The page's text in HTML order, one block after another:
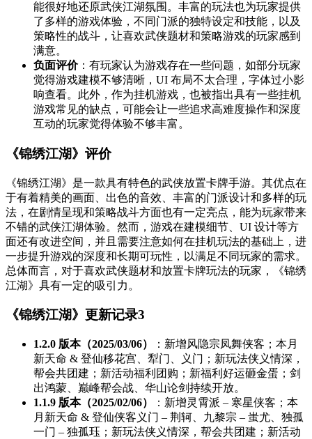
能很好地还原武侠江湖氛围。丰富的玩法也为玩家提供
了多样的游戏体验，不同门派的独特设定和技能，以及
策略性的战斗，让喜欢武侠题材和策略游戏的玩家感到
满意。
负面评价：有玩家认为游戏存在一些问题，如部分玩家
觉得游戏建模不够清晰，UI 布局不太合理，字体过小影
响查看。此外，作为挂机游戏，也被指出具有一些挂机
游戏常见的缺点，可能会让一些追求高难度操作和深度
互动的玩家觉得体验不够丰富。
《锦绣江湖》评价
《锦绣江湖》是一款具有特色的武侠放置卡牌手游。其优点在
于有着精美的画面、出色的音效、丰富的门派设计和多样的玩
法，在剧情呈现和策略战斗方面也有一定亮点，能为玩家带来
不错的武侠江湖体验。然而，游戏在建模细节、UI 设计等方
面还有改进空间，并且需要注意如何在挂机玩法的基础上，进
一步提升游戏的深度和长期可玩性，以满足不同玩家的需求。
总体而言，对于喜欢武侠题材和放置卡牌玩法的玩家，《锦绣
江湖》具有一定的吸引力。
《锦绣江湖》更新记录3
1.2.0 版本（2025/03/06）
：新增风隐宗凤舞侠客；本月
新天命 & 登仙移花宫、犁门、义门；新玩法侠义情深，
帮会共团建；新活动福利团购；新福利好运砸金蛋；剑
出鸿蒙、巅峰帮会战、华山论剑持续开放。
1.1.9 版本（2025/02/06）
：新增灵霄派 – 寒星侠客；本
月新天命 & 登仙侠客义门 – 荆轲、九黎宗 – 蚩尤、独孤
一门 – 独孤珏；新玩法侠义情深，帮会共团建；新活动